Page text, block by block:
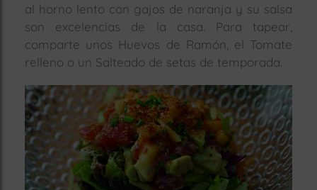
al horno lento con gajos de naranja y su salsa
son excelencias de la casa. Para tapear,
comparte unos Huevos de Ramón, el Tomate
relleno o un Salteado de setas de temporada.